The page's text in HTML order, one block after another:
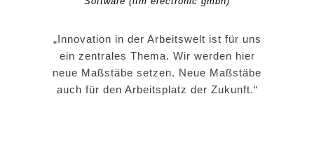
„Innovation in der Arbeitswelt ist für uns
ein zentrales Thema. Wir werden hier
neue Maßstäbe setzen. Neue Maßstäbe
auch für den Arbeitsplatz der Zukunft.“